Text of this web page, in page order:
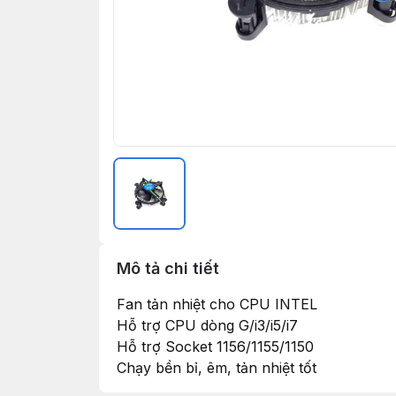
Mô tả chi tiết
Fan tản nhiệt cho CPU INTEL
Hỗ trợ CPU dòng G/i3/i5/i7
Hỗ trợ Socket 1156/1155/1150
Chạy bền bỉ, êm, tản nhiệt tốt